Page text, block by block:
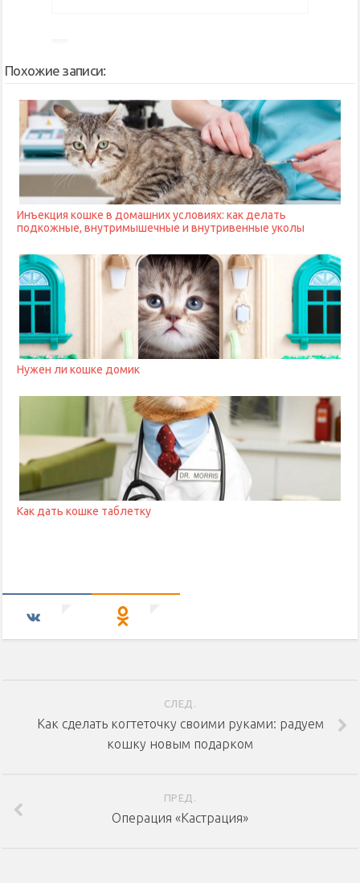
Похожие записи:
Инъекция кошке в домашних условиях: как делать
подкожные, внутримышечные и внутривенные уколы
Нужен ли кошке домик
Как дать кошке таблетку
СЛЕД.
Как сделать когтеточку своими руками: радуем
кошку новым подарком
ПРЕД.
Операция «Кастрация»